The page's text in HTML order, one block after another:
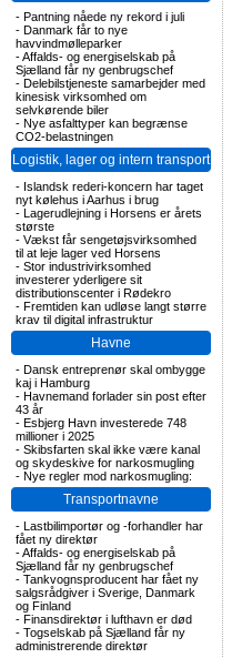
- Pantning nåede ny rekord i juli
- Danmark får to nye
havvindmølleparker
-Affalds- og energiselskab på
Sjælland får ny genbrugschef
- Delebilstjeneste samarbejder med
kinesisk virksomhed om
selvkørende biler
- Nye asfalttyper kan begrænse
CO2-belastningen
Logistik, lager og intern transport
- Islandsk rederi-koncern har taget
nyt kølehus i Aarhus i brug
- Lagerudlejning i Horsens er årets
største
- Vækst får sengetøjsvirksomhed
til at leje lager ved Horsens
- Stor industrivirksomhed
investerer yderligere sit
distributionscenter i Rødekro
- Fremtiden kan udløse langt større
krav til digital infrastruktur
Havne
- Dansk entreprenør skal ombygge
kaj i Hamburg
- Havnemand forlader sin post efter
43 år
- Esbjerg Havn investerede 748
millioner i 2025
- Skibsfarten skal ikke være kanal
og skydeskive for narkosmugling
- Nye regler mod narkosmugling:
Transportnavne
- Lastbilimportør og -forhandler har
fået ny direktør
-Affalds- og energiselskab på
Sjælland får ny genbrugschef
- Tankvognsproducent har fået ny
salgsrådgiver i Sverige, Danmark
og Finland
- Finansdirektør i lufthavn er død
- Togselskab på Sjælland får ny
administrerende direktør